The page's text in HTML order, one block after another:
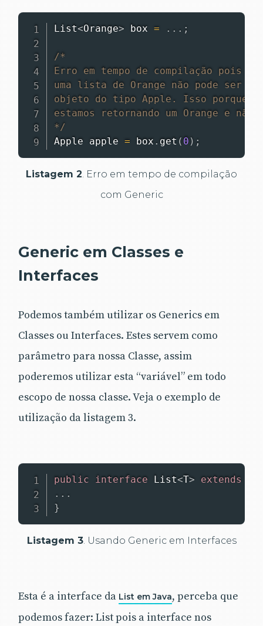
List<Orange> box = . . . ;
/*
Erro em tempo de compilação pois
uma lista de Orange não pode ser
objeto do tipo Apple. Isso porque
estamos retornando um Orange e não
*/
Apple apple = box . get ( 0 ) ;
Listagem 2 . Erro em tempo de compilação
com Generic
Generic em Classes e
Interfaces
Podemos também utilizar os Generics em
Classes ou Interfaces. Estes servem como
parâmetro para nossa Classe, assim
poderemos utilizar esta “variável” em todo
escopo de nossa classe. Veja o exemplo de
utilização da listagem 3.
public interface List<T> extends
. . .
}
Listagem 3. Usando Generic em Interfaces
Esta é a interface da List em Java, perceba que
podemos fazer: List pois a interface nos